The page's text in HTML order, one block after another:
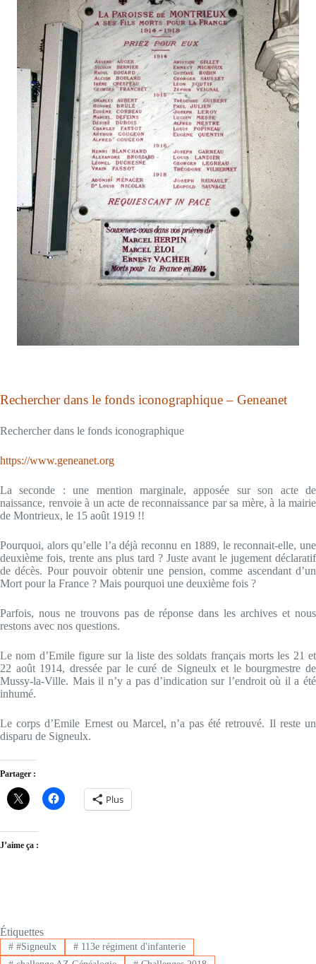
Rechercher dans le fonds iconographique – Geneanet
Rechercher dans le fonds iconographique
https://www.geneanet.org
La seconde : une mention marginale, apposée sur son acte de
naissance, renvoie à un acte de reconnaissance par sa mère, à la mairie
de Montrieux, le 15 août 1919 !!
Pourquoi, alors qu’elle l’a déjà reconnu en 1889, le reconnait-elle, une
deuxième fois, trente ans plus tard ? Juste avant le jugement déclaratif
de décès. Pour pouvoir obtenir une pension, comme ascendant d’un
Mort pour la France ? Mais pourquoi une deuxième fois ?
Parfois, nous ne trouvons pas de réponse dans les archives et nous
restons avec nos questions.
Le nom d’Emile figure sur la liste des soldats français morts les 21 et
22 août 1914, dressée par le curé de Signeulx et le bourgmestre de
Mussy-la-Ville. Mais il n’y a pas d’indication sur l’endroit où il a été
inhumé.
Le corps d’Emile Ernest ou Marcel, n’a pas été retrouvé. Il reste un
disparu de Signeulx.
Partager :
Plus
J’aime ça :
Étiquettes
##Signeulx #113e régiment d'infanterie